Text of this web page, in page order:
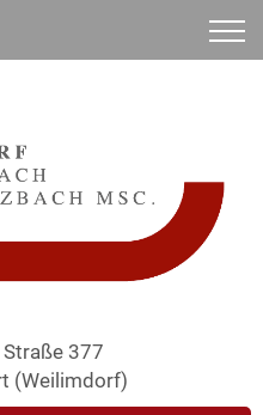
377
(Weilimdorf)